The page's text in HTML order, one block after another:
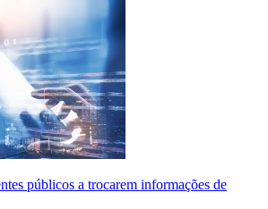
públicos a trocarem informações de